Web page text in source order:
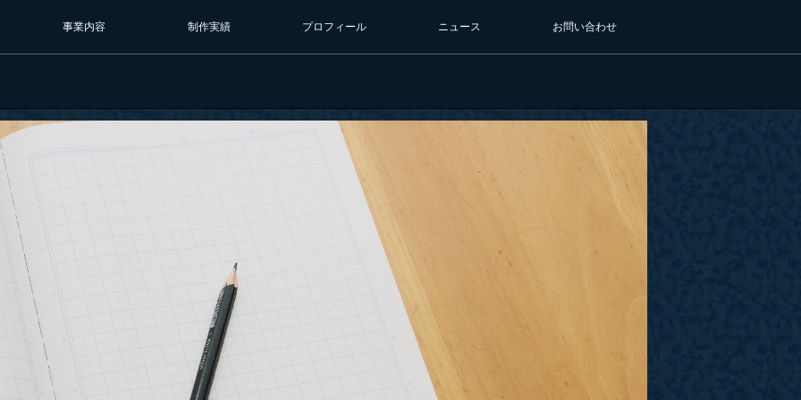
事業内容 制作実績 プロフィール ニュース お問い合わせ